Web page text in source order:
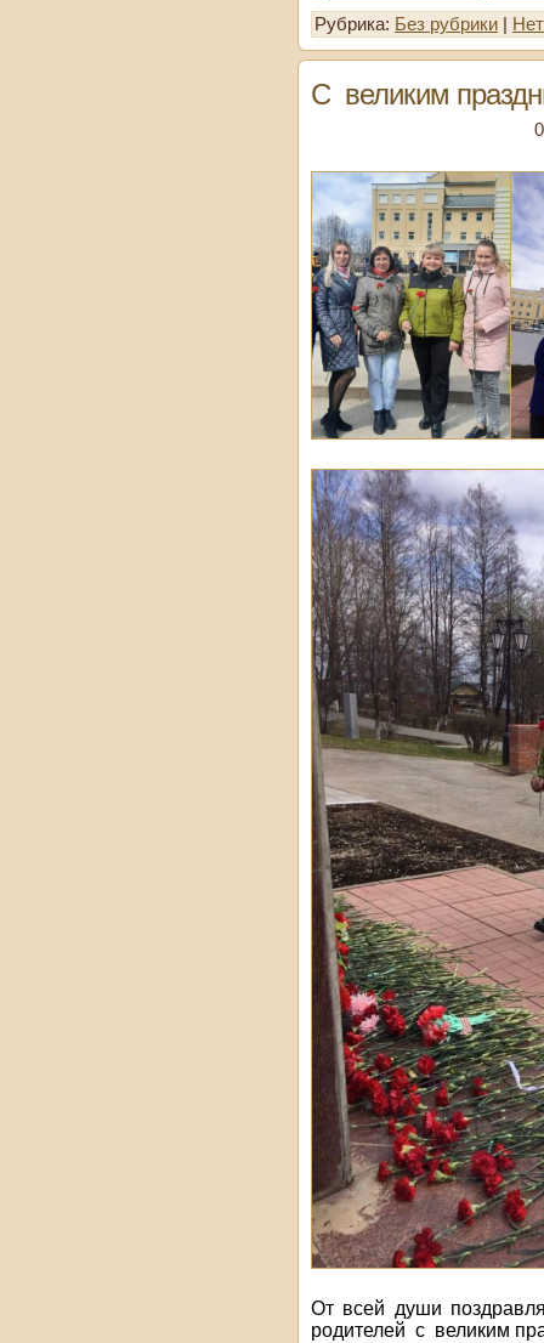
Рубрика: Без рубрики
C великим
От всей души
родителей с великим